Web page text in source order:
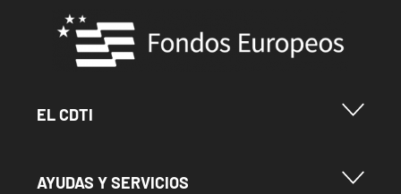
Image
Menu Footer Cdti
EL CDTI
Menu Footer Ayudas y Servicios
AYUDAS Y SERVICIOS